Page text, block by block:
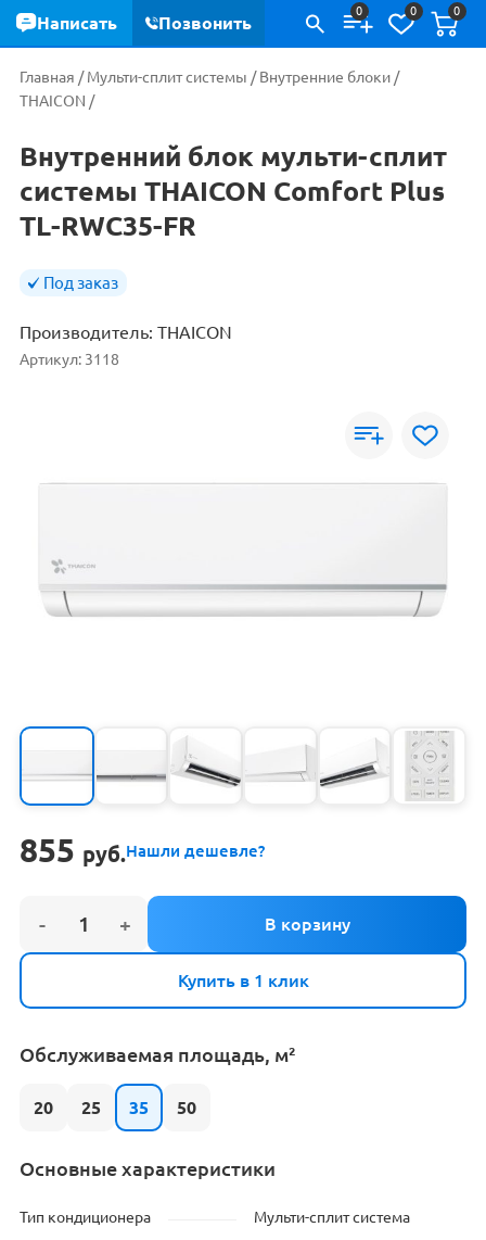
0 0 0
Главная /Мульти-сплит системы /Внутренние блоки /
THAICON /
Внутренний блок мульти-сплит
системы THAICON Comfort Plus
TL-RWC35-FR
Под заказ
Производитель:THAICON
Артикул: 3118
855 руб.Нашли дешевле?
Купить в 1 клик
Обслуживаемая площадь, м²
20 25 35 50
Основные характеристики
Тип кондиционера Мульти-сплит система
Написать Позвонить